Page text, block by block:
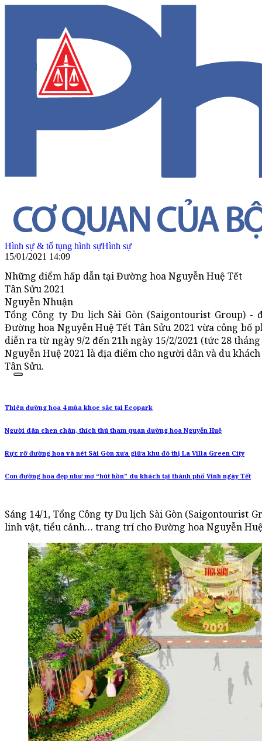
Hình sự & tố tụng hình sựHình sự
15/01/2021 14:09
Những điểm hấp dẫn tại Đường hoa Nguyễn Huệ Tết
Tân Sửu 2021
Nguyễn Nhuận
Tổng Công ty Du lịch Sài Gòn (Saigontourist Group)
Đường hoa Nguyễn Huệ Tết Tân Sửu 2021 vừa công bố
diễn ra từ ngày 9/2 đến 21h ngày 15/2/2021 (tức 28
Nguyễn Huệ 2021 là địa điểm cho người dân và du
Tân Sửu.
Thiên đường hoa 4 mùa khoe sắc tại Ecopark
Người dân chen chân, thích thú tham quan đường hoa Nguyễn Huệ
Rực rỡ đường hoa và nét Sài Gòn xưa giữa khu đô thị La Villa Green City
Con đường hoa đẹp như mơ “hút hồn” du khách tại thành phố Vinh ngày Tết
Sáng 14/1, Tổng Công ty Du lịch Sài Gòn (Saigontourist
linh vật, tiểu cảnh… trang trí cho Đường hoa Nguyễn Huệ